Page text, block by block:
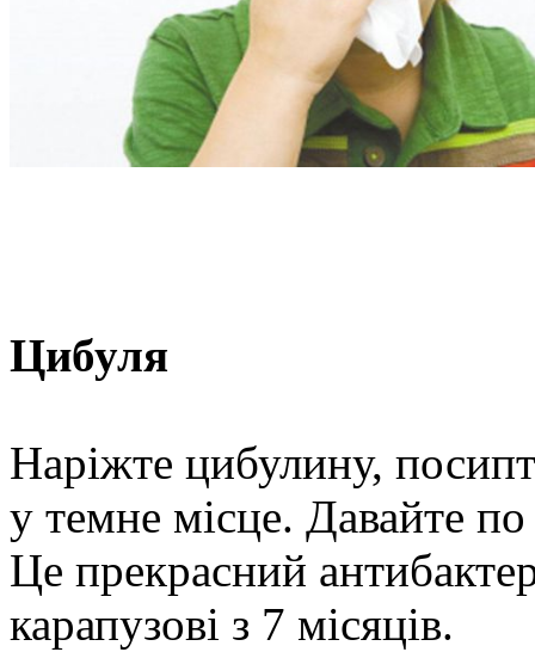
Цибуля
Наріжте цибулину,
у темне місце. Давайте
Це прекрасний
карапузові з 7 місяців.